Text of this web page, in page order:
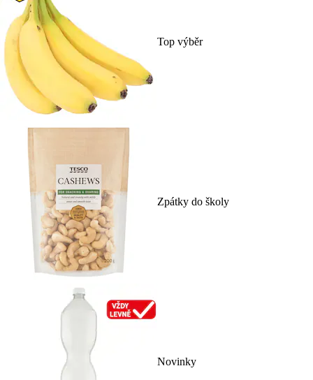
Top výběr
Zpátky do školy
Novinky